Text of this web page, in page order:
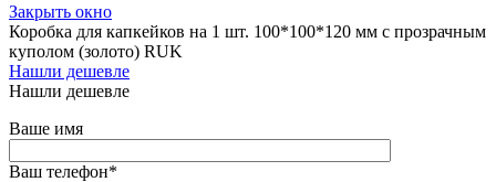
Закрыть окно
Коробка для капкейков на 1 шт. 100*100*120 мм с прозрачным
куполом (золото) RUK
Нашли дешевле
Нашли дешевле
Ваше имя
Ваш телефон*